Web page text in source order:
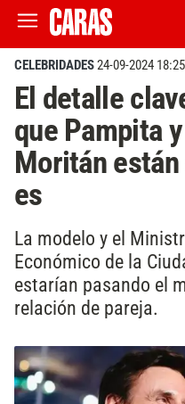
CELEBRIDADES24-09-2024 18:25
El detalle
que Pampita
Moritán
es
La modelo y el
Económico de la
estarían pasando el
relación de pareja.